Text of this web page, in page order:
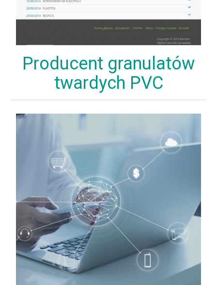
Producent granulatów
twardych PVC